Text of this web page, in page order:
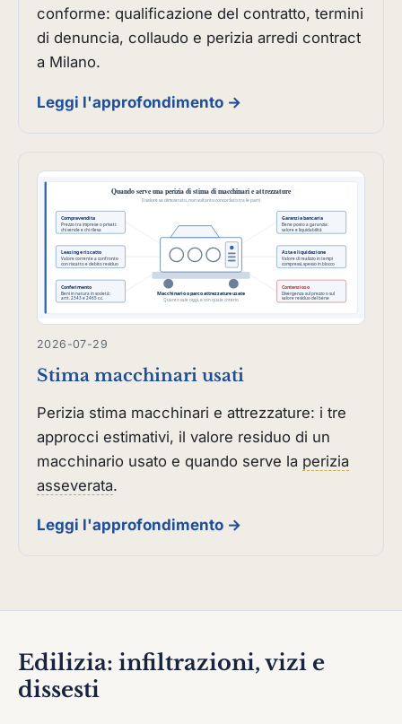
conforme: qualificazione del contratto, termini
di denuncia, collaudo e perizia arredi contract
a Milano.
Leggi l'approfondimento →
2026-07-29
Stima macchinari usati
Perizia stima macchinari e attrezzature: i tre
approcci estimativi, il valore residuo di un
macchinario usato e quando serve la perizia
asseverata.
Leggi l'approfondimento →
Edilizia: infiltrazioni, vizi e
dissesti